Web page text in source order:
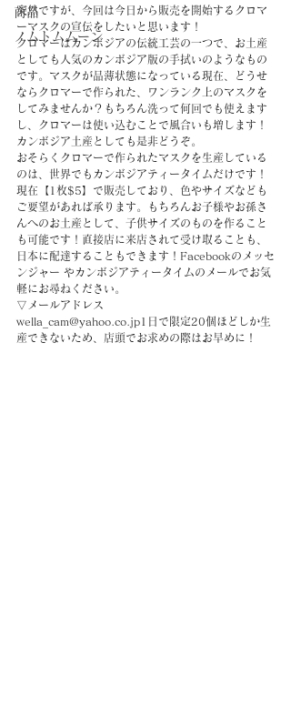
商品
ノムトムムーン
突然ですが、今回は今日から販売を開始するクロマ
ーマスクの宣伝をしたいと思います！
クロマーはカンボジアの伝統工芸の一つで、お土産
としても人気のカンボジア版の手拭いのようなもの
です。マスクが品薄状態になっている現在、どうせ
ならクロマーで作られた、ワンランク上のマスクを
してみませんか？もちろん洗って何回でも使えます
し、クロマーは使い込むことで風合いも増します！
カンボジア土産としても是非どうぞ。
おそらくクロマーで作られたマスクを生産している
のは、世界でもカンボジアティータイムだけです！
現在【1枚$5】で販売しており、色やサイズなども
ご要望があれば承ります。もちろんお子様やお孫さ
んへのお土産として、子供サイズのものを作ること
も可能です！直接店に来店されて受け取ることも、
日本に配達することもできます！Facebookのメッセ
ンジャー やカンボジアティータイムのメールでお気
軽にお尋ねください。
▽メールアドレス
wella_cam@yahoo.co.jp1日で限定20個ほどしか生
産できないため、店頭でお求めの際はお早めに！